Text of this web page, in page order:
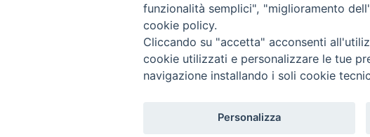
funzionalità semplici", "miglioramento
cookie policy.
Cliccando su "accetta" acconsenti
cookie utilizzati e personalizzare le tue
navigazione installando i soli cookie
Personalizza